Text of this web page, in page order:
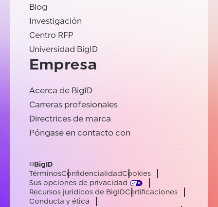
Blog
Investigación
Centro RFP
Universidad BigID
Empresa
Acerca de BigID
Carreras profesionales
Directrices de marca
Póngase en contacto con
©BigID
TérminosConfidencialidadCookies
Sus opciones de privacidad
Recursos jurídicos de BigIDCertificaciones
Conducta y ética